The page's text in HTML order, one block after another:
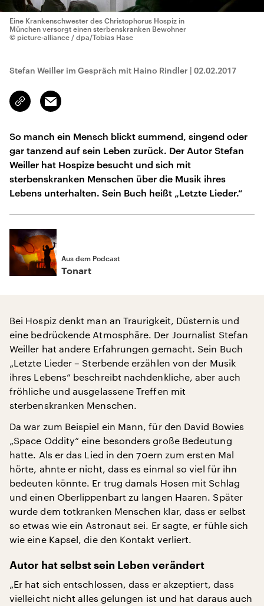
Eine Krankenschwester des Christophorus Hospiz in
München versorgt einen sterbenskranken Bewohner
© picture-alliance / dpa/Tobias Hase
Stefan Weiller im Gespräch mit Haino Rindler | 02.02.2017
Link
kopieren/teilen
Email
So manch ein Mensch blickt summend, singend oder
gar tanzend auf sein Leben zurück. Der Autor Stefan
Weiller hat Hospize besucht und sich mit
sterbenskranken Menschen über die Musik ihres
Lebens unterhalten. Sein Buch heißt „Letzte Lieder.“
Aus dem Podcast
Tonart
Bei Hospiz denkt man an Traurigkeit, Düsternis und
eine bedrückende Atmosphäre. Der Journalist Stefan
Weiller hat andere Erfahrungen gemacht. Sein Buch
„Letzte Lieder – Sterbende erzählen von der Musik
ihres Lebens“ beschreibt nachdenkliche, aber auch
fröhliche und ausgelassene Treffen mit
sterbenskranken Menschen.
Da war zum Beispiel ein Mann, für den David Bowies
„Space Oddity“ eine besonders große Bedeutung
hatte. Als er das Lied in den 70ern zum ersten Mal
hörte, ahnte er nicht, dass es einmal so viel für ihn
bedeuten könnte. Er trug damals Hosen mit Schlag
und einen Oberlippenbart zu langen Haaren. Später
wurde dem totkranken Menschen klar, dass er selbst
so etwas wie ein Astronaut sei. Er sagte, er fühle sich
wie eine Kapsel, die den Kontakt verliert.
Autor hat selbst sein Leben verändert
„Er hat sich entschlossen, dass er akzeptiert, dass
vielleicht nicht alles gelungen ist und hat daraus auch